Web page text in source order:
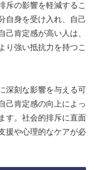
斥の影響を軽減するこ
自身を受け入れ、自己
己肯定感が高い人は、
り強い抵抗力を持つこ
深刻な影響を与える可
己肯定感の向上によっ
す。社会的排斥に直面
援や心理的なケアが必